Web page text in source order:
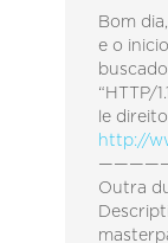
Bom
e o inicio
“HTTP/
le
http://
Outra